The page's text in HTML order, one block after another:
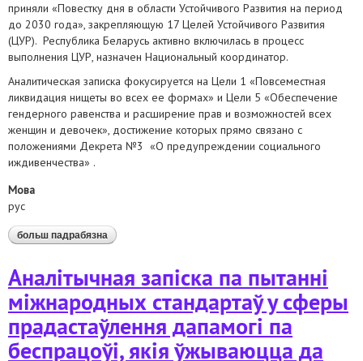
приняли «Повестку дня в области Устойчивого Развития на период
до 2030 года», закрепляющую 17 Целей Устойчивого Развития
(ЦУР). Республика Беларусь активно включилась в процесс
выполнения ЦУР, назначен Национальный координатор.
Аналитическая записка фокусируется на Цели 1 «Повсеместная
ликвидация нищеты во всех ее формах» и Цели 5 «Обеспечение
гендерного равенства и расширение прав и возможностей всех
женщин и девочек», достижение которых прямо связано с
положениями Декрета №3 «О предупреждении социального
иждивенчества» .
Мова
рус
больш падрабязна аб вопросы предупреждения социального
иждивенчества в контексте достижения целей
Аналітычная запіска па пытанні
міжнародных стандартаў у сферы
прадастаўлення дапамогі па
беспрацоўі, якія ўжываюцца да